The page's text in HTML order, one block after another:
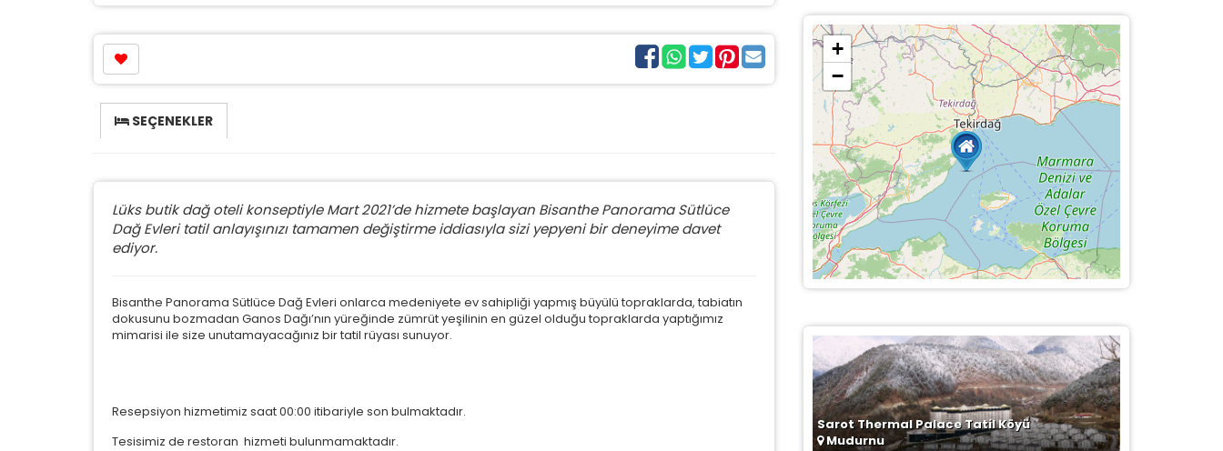
SEÇENEKLER
Lüks butik dağ oteli konseptiyle Mart 2021’de hizmete başlayan Bisanthe Panorama Sütlüce
Dağ Evleri tatil anlayışınızı tamamen değiştirme iddiasıyla sizi yepyeni bir deneyime davet
ediyor.
Bisanthe Panorama Sütlüce Dağ Evleri onlarca medeniyete ev sahipliği yapmış büyülü topraklarda, tabiatın
dokusunu bozmadan Ganos Dağı’nın yüreğinde zümrüt yeşilinin en güzel olduğu topraklarda yaptığımız
mimarisi ile size unutamayacağınız bir tatil rüyası sunuyor.
Resepsiyon hizmetimiz saat 00:00 itibariyle son bulmaktadır.
Tesisimiz de restoran hizmeti bulunmamaktadır.
+
−
Sarot Thermal Palace Tatil Köyü
Mudurnu